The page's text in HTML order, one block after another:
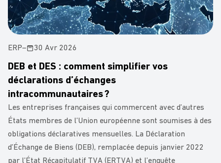
ERP– 30 Avr 2026
DEB et DES : comment simplifier vos
déclarations d’échanges
intracommunautaires ?
Les entreprises françaises qui commercent avec d’autres
États membres de l’Union européenne sont soumises à des
obligations déclaratives mensuelles. La Déclaration
d’Échange de Biens (DEB), remplacée depuis janvier 2022
par l’État Récapitulatif TVA (ERTVA) et l’enquête